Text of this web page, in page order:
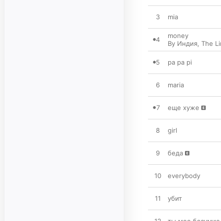
3 mia
4
money
By Индия, The
5 pa pa pi
6 maria
7 еще хуже
8 girl
9 беда
10 everybody
11 убит